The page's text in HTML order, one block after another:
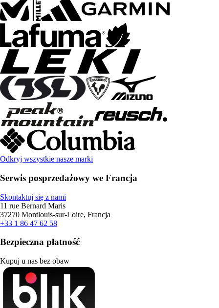
Odkryj wszystkie nasze marki
Serwis posprzedażowy we Francja
Skontaktuj się z nami
11 rue Bernard Maris
37270 Montlouis-sur-Loire, Francja
+33 1 86 47 62 58
Bezpieczna płatność
Kupuj u nas bez obaw